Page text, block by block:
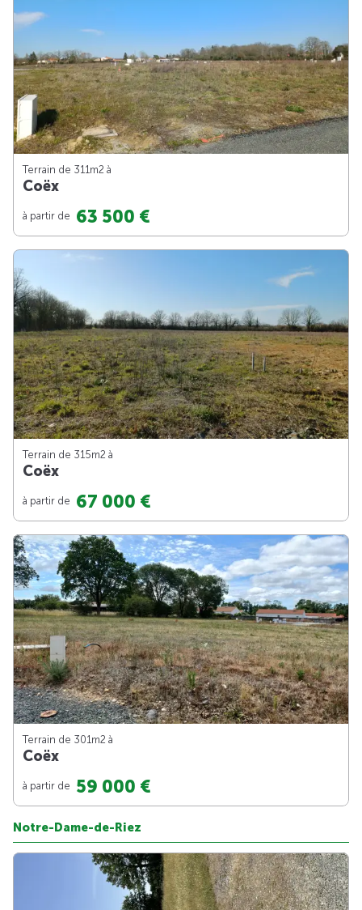
Terrain de 311m2 à
Coëx
à partir de 63 500 €
Terrain de 315m2 à
Coëx
à partir de 67 000 €
Terrain de 301m2 à
Coëx
à partir de 59 000 €
Notre-Dame-de-Riez